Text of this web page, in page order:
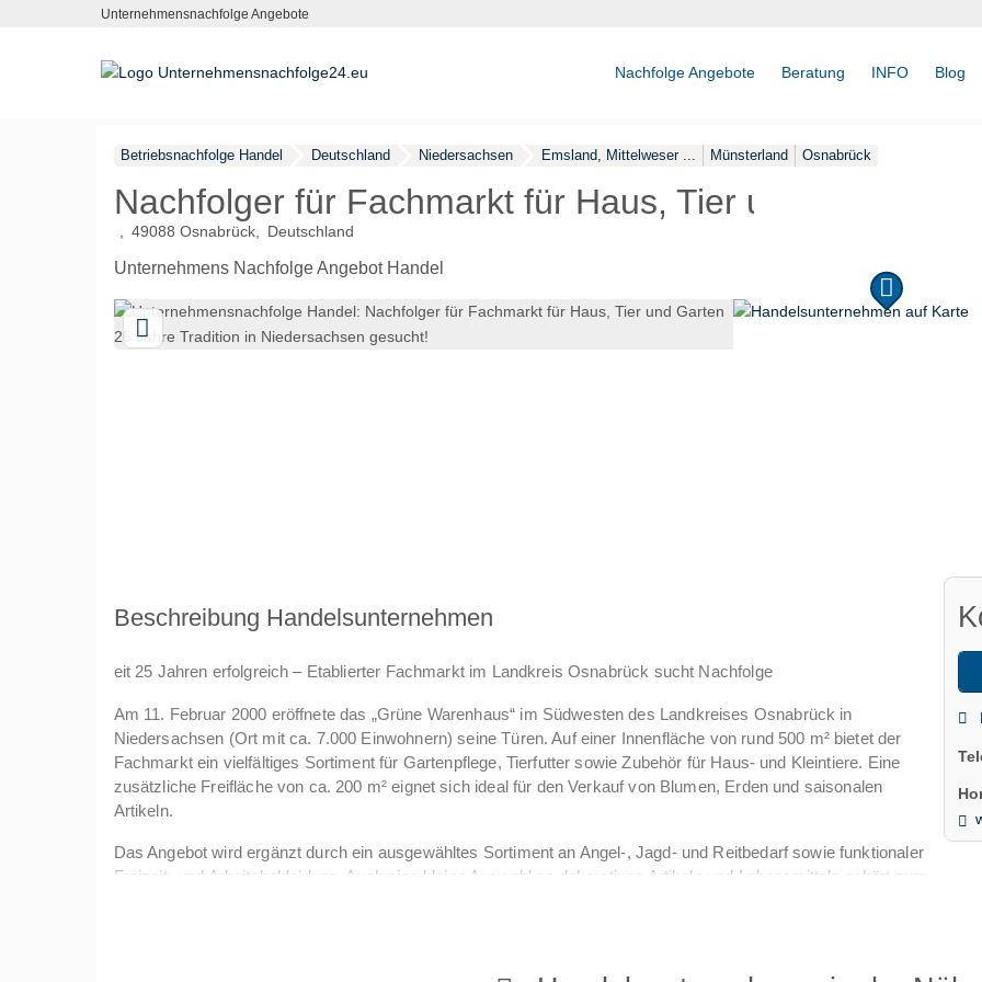
Unternehmensnachfolge Angebote
Nachfolge Angebote Beratung INFO Blog
Betriebsnachfolge Handel Deutschland Niedersachsen Emsland, Mittelweser ... Münsterland Osnabrück
Nachfolger für Fachmarkt für Haus, Tier und Garten
49088 Osnabrück Deutschland
Unternehmens Nachfolge Angebot Handel
Beschreibung Handelsunternehmen
eit 25 Jahren erfolgreich – Etablierter Fachmarkt im Landkreis Osnabrück sucht Nachfolge
Am 11. Februar 2000 eröffnete das „Grüne Warenhaus“ im Südwesten des Landkreises Osnabrück in
Niedersachsen (Ort mit ca. 7.000 Einwohnern) seine Türen. Auf einer Innenfläche von rund 500 m² bietet der
Fachmarkt ein vielfältiges Sortiment für Gartenpflege, Tierfutter sowie Zubehör für Haus- und Kleintiere. Eine
zusätzliche Freifläche von ca. 200 m² eignet sich ideal für den Verkauf von Blumen, Erden und saisonalen
Artikeln.
Das Angebot wird ergänzt durch ein ausgewähltes Sortiment an Angel-, Jagd- und Reitbedarf sowie funktionaler
Freizeit- und Arbeitsbekleidung. Auch eine kleine Auswahl an dekorativen Artikeln und Lebensmitteln gehört zum